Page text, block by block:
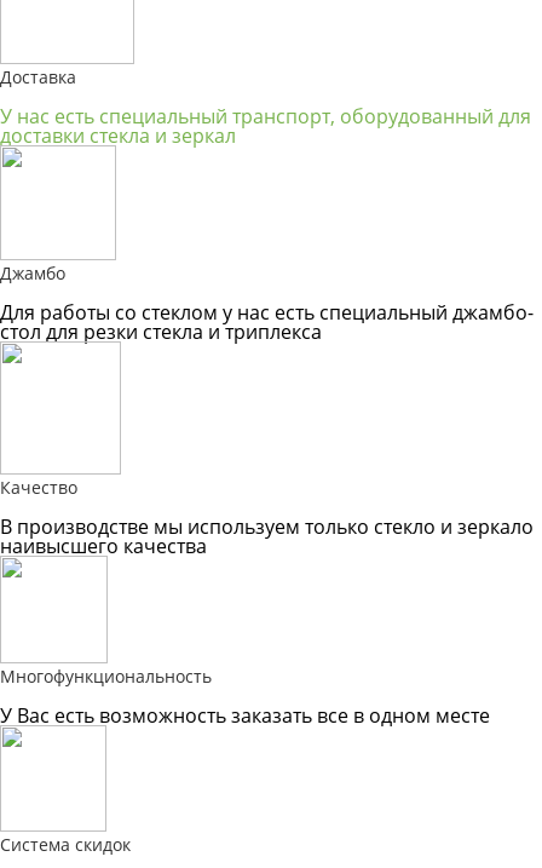
Доставка
У нас есть специальный транспорт, оборудованный для
доставки стекла и зеркал
Джамбо
Для работы со стеклом у нас есть специальный джамбо-
стол для резки стекла и триплекса
Качество
В производстве мы используем только стекло и зеркало
наивысшего качества
Многофункциональность
У Вас есть возможность заказать все в одном месте
Система скидок